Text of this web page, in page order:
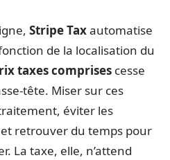
Stripe Taxautomatise
de la localisation du
taxes comprises cesse
tête. Miser sur ces
éviter les
retrouver du temps pour
La taxe, elle, n’attend